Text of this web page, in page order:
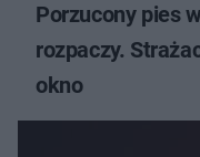
Porzucony pies
rozpaczy.
okno